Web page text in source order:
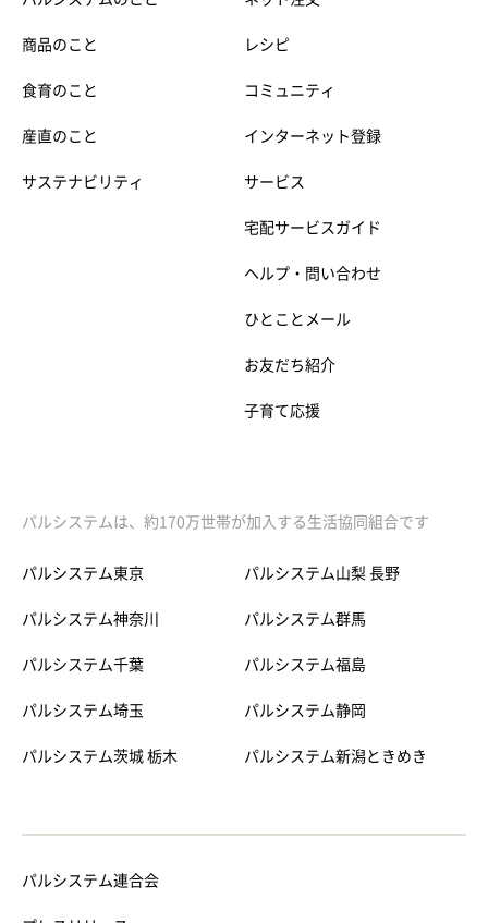
商品のこと
食育のこと
産直のこと
サステナビリティ
レシピ
コミュニティ
インターネット登録
サービス
宅配サービスガイド
ヘルプ・問い合わせ
ひとことメール
お友だち紹介
子育て応援
パルシステムは、約170万世帯が加入する生活協同組合です
パルシステム東京
パルシステム神奈川
パルシステム千葉
パルシステム埼玉
パルシステム茨城 栃木
パルシステム山梨 長野
パルシステム群馬
パルシステム福島
パルシステム静岡
パルシステム新潟ときめき
パルシステム連合会